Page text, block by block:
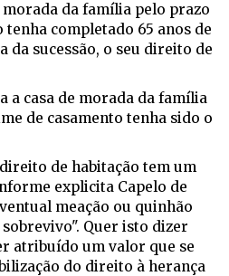
morada da família pelo prazo
tenha completado 65 anos de
da sucessão, o seu direito de
a casa de morada da família
de casamento tenha sido o
de habitação tem um
explicita Capelo de
meação ou quinhão
Quer isto dizer
atribuído um valor que se
do direito à herança